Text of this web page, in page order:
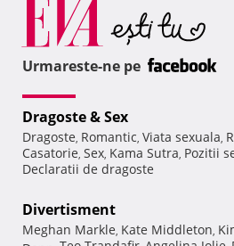
Urmareste-ne pe
Dragoste & Sex
Dragoste, Romantic, Viata sexuala,
Casatorie, Sex, Kama Sutra, Pozitii
Declaratii de dragoste
Divertisment
Meghan Markle, Kate Middleton,